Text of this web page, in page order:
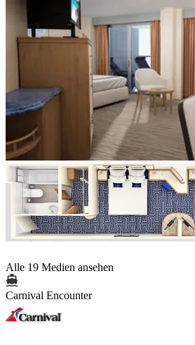
Alle 19 Medien ansehen
Carnival Encounter